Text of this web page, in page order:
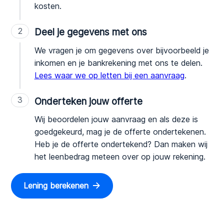
kosten.
2 Deel je gegevens met ons
We vragen je om gegevens over bijvoorbeeld je
inkomen en je bankrekening met ons te delen.
Lees waar we op letten bij een aanvraag.
3 Onderteken jouw offerte
Wij beoordelen jouw aanvraag en als deze is
goedgekeurd, mag je de offerte ondertekenen.
Heb je de offerte ondertekend? Dan maken wij
het leenbedrag meteen over op jouw rekening.
Lening berekenen